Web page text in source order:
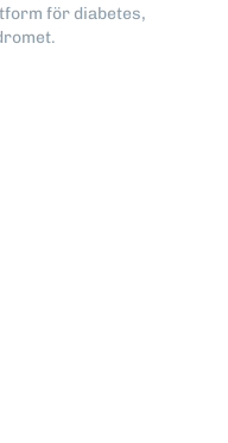
för diabetes,